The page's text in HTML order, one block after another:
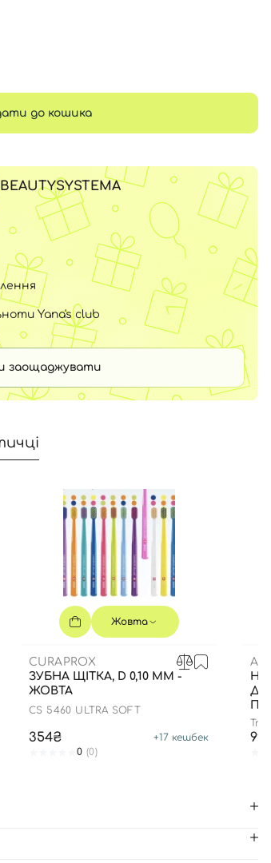
до кошика
Yana's club
заощаджувати
Жовта
CURAPROX
ЗУБНА ЩІТКА, D 0,10 ММ -
ЖОВТА
CS 5460 ULTRA SOFT
354₴ +17 кешбек
0 (0)